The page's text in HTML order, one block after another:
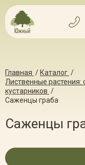
Главная / Каталог /
Лиственные
кустарников /
Саженцы граба
Саженцы